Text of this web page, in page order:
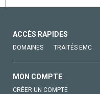
ACCÈS RAPIDES
DOMAINES TRAITÉS EMC
MON COMPTE
CRÉER UN COMPTE